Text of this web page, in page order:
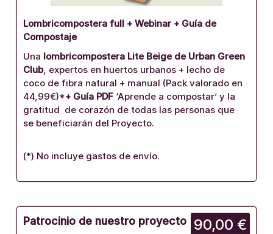
Lombricompostera full + Webinar + Guía de
Compostaje
Una lombricompostera Lite Beige de Urban Green
Club, expertos en huertos urbanos + lecho de
coco de fibra natural + manual (Pack valorado en
44,99€)*+ Guía PDF ‘Aprende a compostar’ y la
gratitud de corazón de todas las personas que
se beneficiarán del Proyecto.
(*) No incluye gastos de envío.
90,00 €
Patrocinio de nuestro proyecto